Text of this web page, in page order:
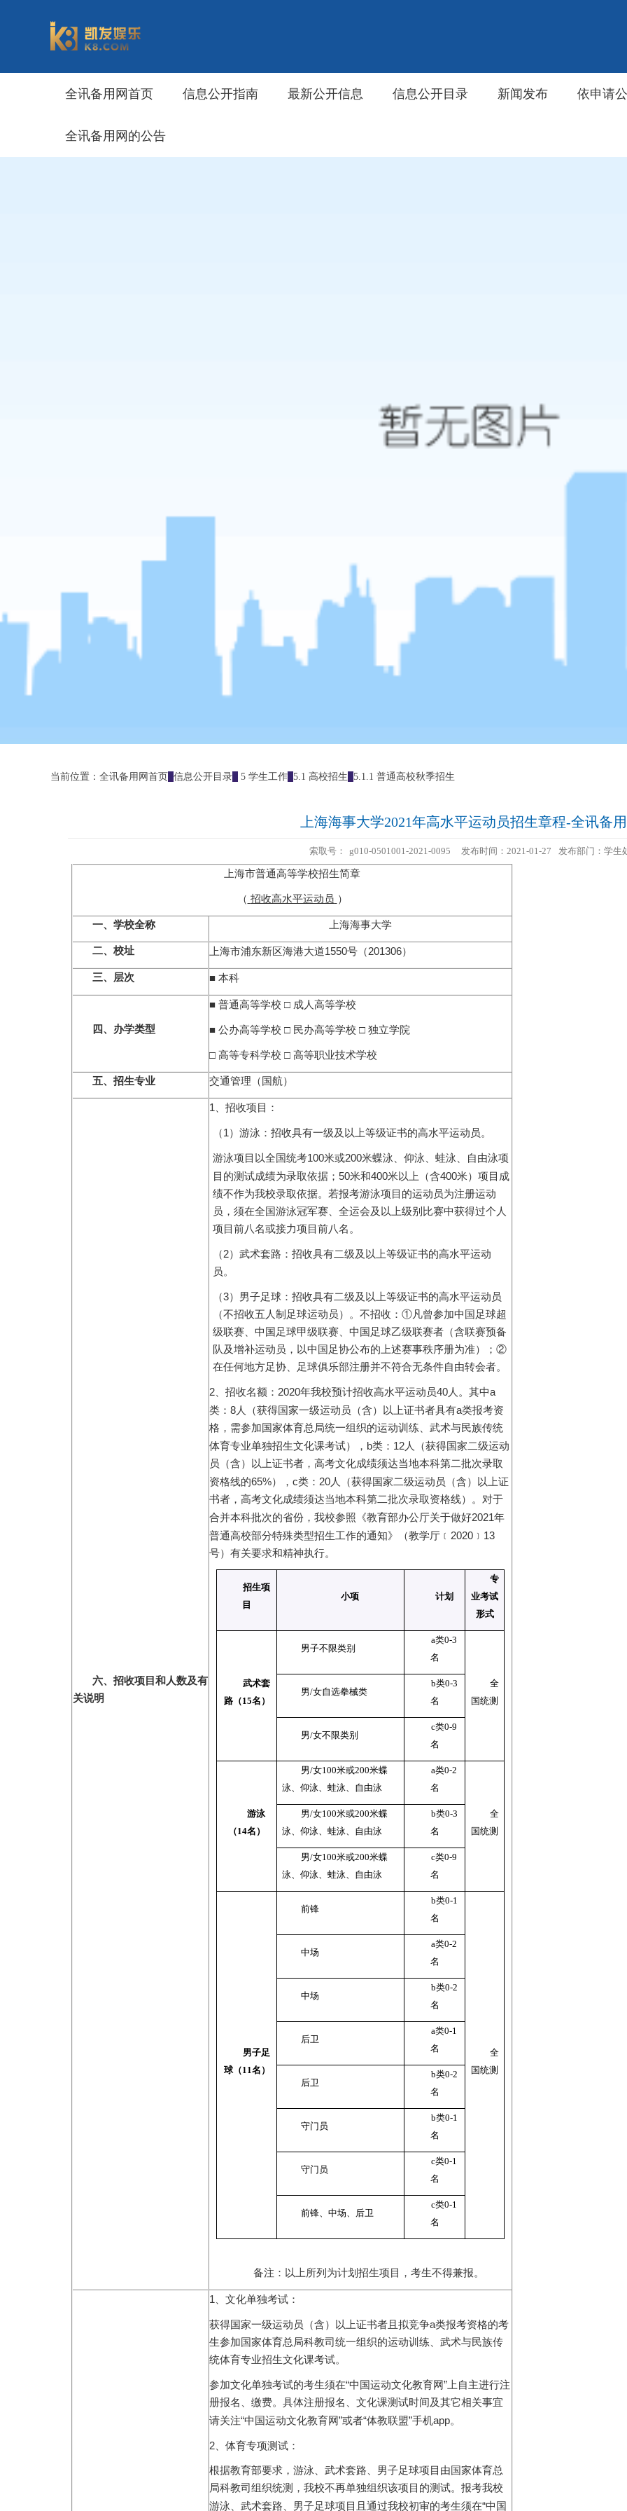
全讯备用网首页 信息公开指南 最新公开信息 信息公开目录 新闻发布 依申请
全讯备用网的公告
当前位置： 全讯备用网首页 信息公开目录 5 学生工作 5.1 高校招生 5.1.1 普通高校秋季招生
上海海事大学2021年高水平运动员招生章程-全讯备
索取号： g010-0501001-2021-0095 发布时间：2021-01-27 发布部门：学生
上海市普通高等学校招生简章
（ 招收高水平运动员 ）
一、学校全称 上海海事大学
二、校址 上海市浦东新区海港大道1550号（201306）
三、层次 ■ 本科
四、办学类型
■ 普通高等学校 □ 成人高等学校
■ 公办高等学校 □ 民办高等学校 □ 独立学院
□ 高等专科学校 □ 高等职业技术学校
五、招生专业 交通管理（国航）
六、招收项目和人数及有
关说明
1 、招收项目：
（1）游泳：招收具有一级及以上等级证书的高水平运动员。
游泳项目以全国统考100米或200米蝶泳、仰泳、蛙泳、自由泳项
目的测试成绩为录取依据； 50米和400米以上（含400米）项目成
绩不作为我校录取依据。若报考游泳项目的运动员为注册运动
员，须在全国游泳冠军赛、全运会及以上级别比赛中获得过个人
项目前八名或接力项目前八名。
（2）武术套路：招收具有二级及以上等级证书的高水平运动
员。
（3）男子足球：招收具有二级及以上等级证书的高水平运动员
（不招收五人制足球运动员）。 不招收： ①凡曾参加中国足球超
级联赛、中国足球甲级联赛、中国足球乙级联赛者（含联赛预备
队及增补运动员，以中国足协公布的上述赛事秩序册为准）； ②
在任何地方足协、足球俱乐部注册并不符合无条件自由转会者。
2 、招收名额： 2020年我校预计招收高水平运动员40人。其中a
类： 8人（获得国家一级运动员（含）以上证书者具有a类报考资
格，需参加国家体育总局统一组织的运动训练、武术与民族传统
体育专业单独招生文化课考试）， b类： 12人（获得国家二级运动
员（含）以上证书者，高考文化成绩须达当地本科第二批次录取
资格线的65%）， c类： 20人（获得国家二级运动员（含）以上证
书者，高考文化成绩须达当地本科第二批次录取资格线）。对于
合并本科批次的省份，我校参照《教育部办公厅关于做好2021年
普通高校部分特殊类型招生工作的通知》（教学厅﹝ 2020 ﹞ 13
号）有关要求和精神执行。
招生项
目
小项 计划
专
业考试
形式
武术套
路（15名）
男子不限类别
a类0-3
名
全
国统测
男/女自选拳械类
b类0-3
名
男/女不限类别
c类0-9
名
游泳
（14名）
男/女100米或200米蝶
泳、仰泳、蛙泳、自由泳
a类0-2
名
全
国统测
男/女100米或200米蝶
泳、仰泳、蛙泳、自由泳
b类0-3
名
男/女100米或200米蝶
泳、仰泳、蛙泳、自由泳
c类0-9
名
男子足
球（11名）
前锋
b类0-1
名
全
国统测
中场
a类0-2
名
中场
b类0-2
名
后卫
a类0-1
名
后卫
b类0-2
名
守门员
b类0-1
名
守门员
c类0-1
名
前锋、中场、后卫
c类0-1
名
备注： 以上所列为计划招生项目，考生不得兼报。
1 、文化单独考试：
获得国家一级运动员（含）以上证书者且拟竞争a类报考资格的考
生参加国家体育总局科教司统一组织的运动训练、武术与民族传
统体育专业招生文化课考试。
参加文化单独考试的考生须在“中国运动文化教育网” 上自主进行注
册报名、缴费。具体注册报名、文化课测试时间及其它相关事宜
请关注“中国运动文化教育网”或者“体教联盟”手机app。
2 、体育专项测试：
根据教育部要求，游泳、武术套路、男子足球项目由国家体育总
局科教司组织统测，我校不再单独组织该项目的测试。报考我校
游泳、武术套路、男子足球项目且通过我校初审的考生须在“中国